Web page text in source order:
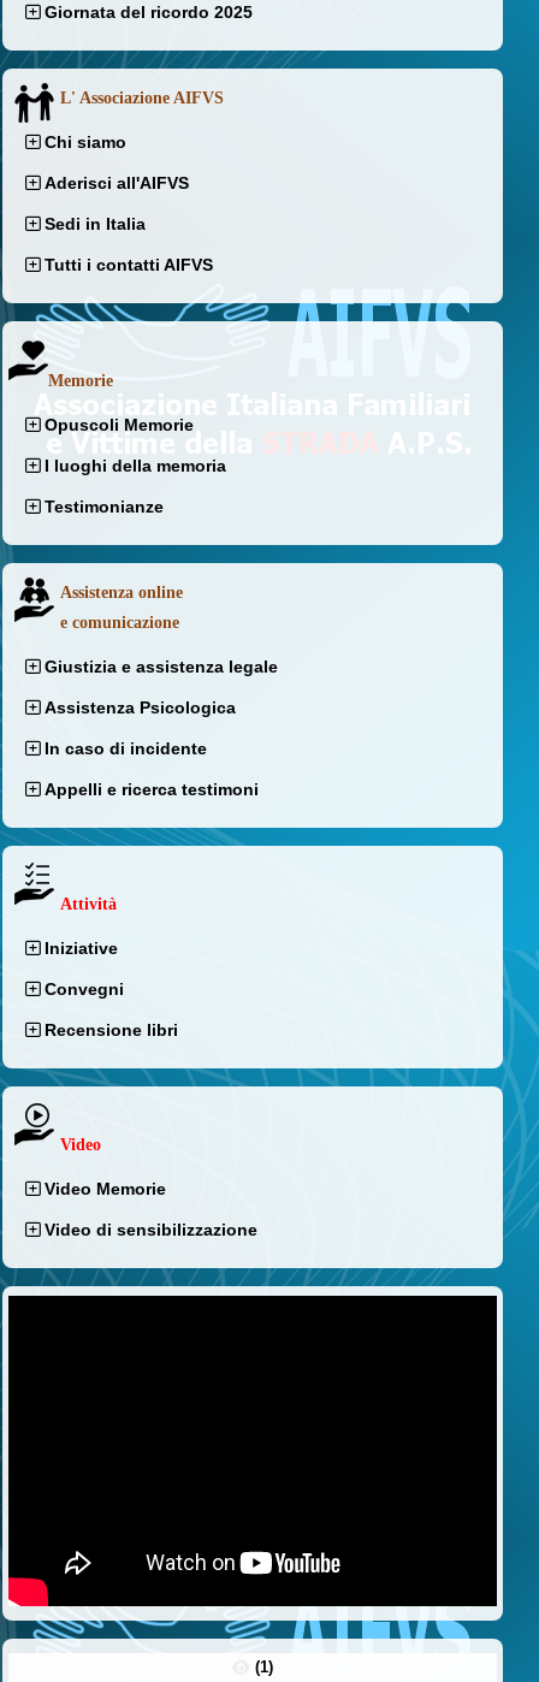
Giornata del ricordo 2025
L' Associazione AIFVS
Chi siamo
Aderisci all'AIFVS
Sedi in Italia
Tutti i contatti AIFVS
Memorie
Opuscoli Memorie
I luoghi della memoria
Testimonianze
Assistenza online
e comunicazione
Giustizia e assistenza legale
Assistenza Psicologica
In caso di incidente
Appelli e ricerca testimoni
Attività
Iniziative
Convegni
Recensione libri
Video
Video Memorie
Video di sensibilizzazione
(1)